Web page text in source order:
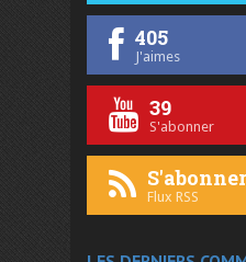
405
J'aimes
39
S'abonner
S'abonner
Flux RSS